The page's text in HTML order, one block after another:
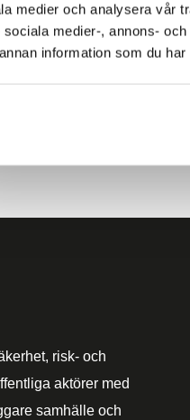
medier och analysera vår
sociala medier-, annons-
information som du
för att ta del av
ert operativa och
risk- och
aktörer med
samhälle och